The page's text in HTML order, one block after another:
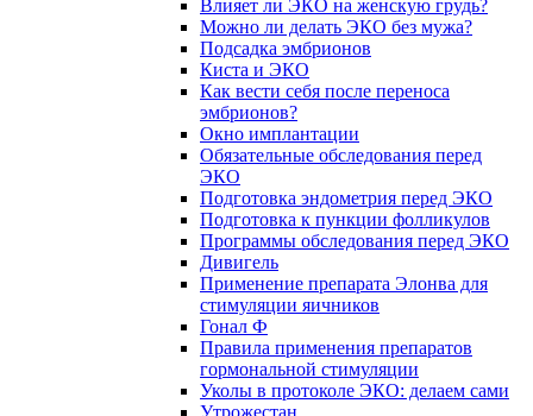
Влияет ли ЭКО на женскую грудь?
Можно ли делать ЭКО без мужа?
Подсадка эмбрионов
Киста и ЭКО
Как вести себя после переноса
эмбрионов?
Окно имплантации
Обязательные обследования перед
ЭКО
Подготовка эндометрия перед ЭКО
Подготовка к пункции фолликулов
Программы обследования перед ЭКО
Дивигель
Применение препарата Элонва для
стимуляции яичников
Гонал Ф
Правила применения препаратов
гормональной стимуляции
Уколы в протоколе ЭКО: делаем сами
Утрожестан